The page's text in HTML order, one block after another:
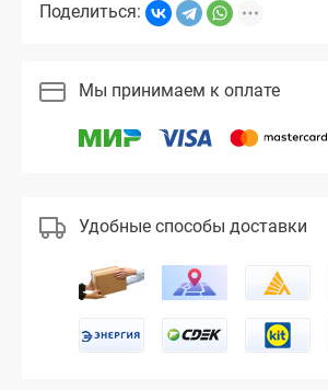
Поделиться:
Мы принимаем к оплате
Удобные способы доставки